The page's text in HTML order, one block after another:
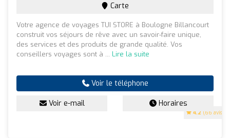
4.2 (66 avis)
Carte
Votre agence de voyages TUI STORE à Boulogne Billancourt
construit vos séjours de rêve avec un savoir-faire unique,
des services et des produits de grande qualité. Vos
conseillers voyages sont à ... Lire la suite
Voir le téléphone
Voir e-mail Horaires